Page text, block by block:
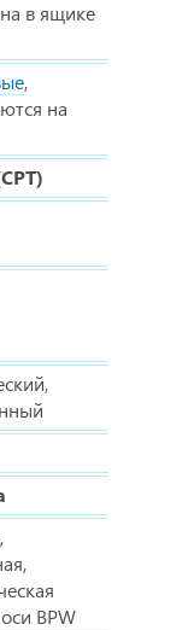
в ящике
,
на
BPW